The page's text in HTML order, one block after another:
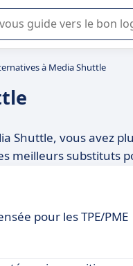
ou la sélection de
à Media Shuttle
Shuttle, vous avez
meilleurs substituts
pour les TPE/PME